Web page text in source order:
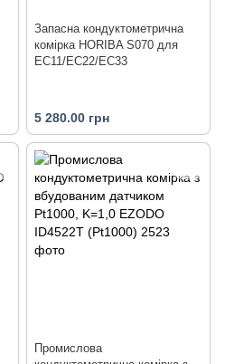
Запасна кондуктометрична
комірка HORIBA S070 для
EC11/EC22/EC33
5 280.00 грн
Промислова